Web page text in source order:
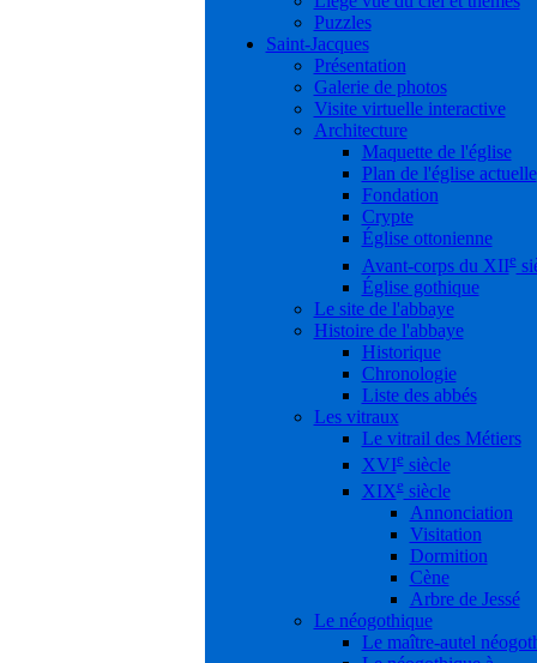
Puzzles
Saint-Jacques
Présentation
Galerie de photos
Visite virtuelle interactive
Architecture
Maquette de l'église
Plan de l'église actuelle
Fondation
Crypte
Église ottonienne
Avant-corps du XIIe
Église gothique
Le site de l'abbaye
Histoire de l'abbaye
Historique
Chronologie
Liste des abbés
Les vitraux
Le vitrail des Métiers
XVIesiècle
XIXesiècle
Annonciation
Visitation
Dormition
Cène
Arbre de Jessé
Le néogothique
Le maître-autel